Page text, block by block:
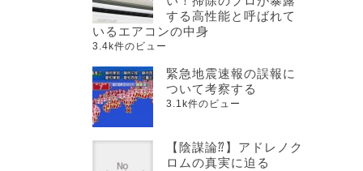
する高性能と呼ばれて
いるエアコンの中身
3.4k件のビュー
緊急地震速報の誤報に
ついて考察する
3.1k件のビュー
【陰謀論⁇】アドレノク
ロムの真実に迫る